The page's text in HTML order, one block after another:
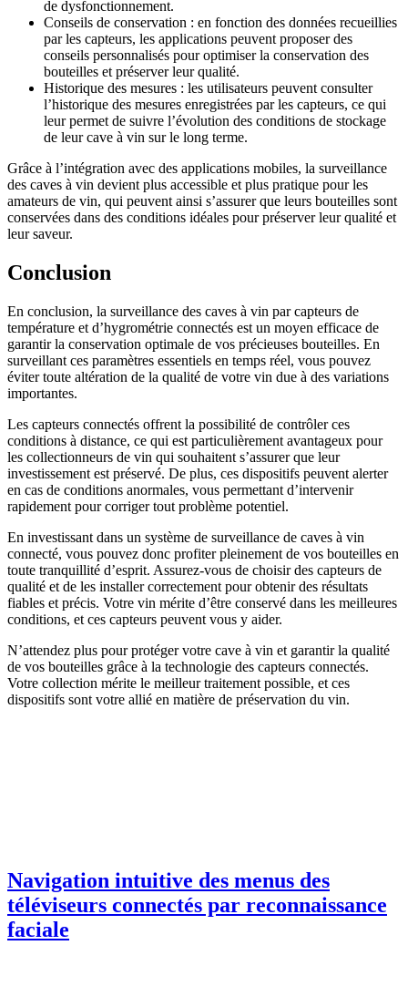
de dysfonctionnement.
Conseils de conservation : en fonction des données recueillies
par les capteurs, les applications peuvent proposer des
conseils personnalisés pour optimiser la conservation des
bouteilles et préserver leur qualité.
Historique des mesures : les utilisateurs peuvent consulter
l’historique des mesures enregistrées par les capteurs, ce qui
leur permet de suivre l’évolution des conditions de stockage
de leur cave à vin sur le long terme.
Grâce à l’intégration avec des applications mobiles, la surveillance
des caves à vin devient plus accessible et plus pratique pour les
amateurs de vin, qui peuvent ainsi s’assurer que leurs bouteilles sont
conservées dans des conditions idéales pour préserver leur qualité et
leur saveur.
Conclusion
En conclusion, la surveillance des caves à vin par capteurs de
température et d’hygrométrie connectés est un moyen efficace de
garantir la conservation optimale de vos précieuses bouteilles. En
surveillant ces paramètres essentiels en temps réel, vous pouvez
éviter toute altération de la qualité de votre vin due à des variations
importantes.
Les capteurs connectés offrent la possibilité de contrôler ces
conditions à distance, ce qui est particulièrement avantageux pour
les collectionneurs de vin qui souhaitent s’assurer que leur
investissement est préservé. De plus, ces dispositifs peuvent alerter
en cas de conditions anormales, vous permettant d’intervenir
rapidement pour corriger tout problème potentiel.
En investissant dans un système de surveillance de caves à vin
connecté, vous pouvez donc profiter pleinement de vos bouteilles en
toute tranquillité d’esprit. Assurez-vous de choisir des capteurs de
qualité et de les installer correctement pour obtenir des résultats
fiables et précis. Votre vin mérite d’être conservé dans les meilleures
conditions, et ces capteurs peuvent vous y aider.
N’attendez plus pour protéger votre cave à vin et garantir la qualité
de vos bouteilles grâce à la technologie des capteurs connectés.
Votre collection mérite le meilleur traitement possible, et ces
dispositifs sont votre allié en matière de préservation du vin.
Navigation intuitive des menus des
téléviseurs connectés par reconnaissance
faciale